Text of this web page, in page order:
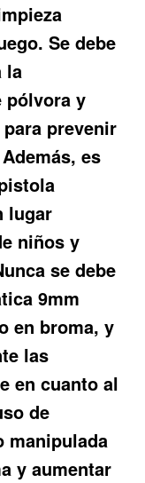
Se debe
la
pólvora y
prevenir
es
lugar
niños y
se debe
9mm
en broma, y
las
en cuanto al
de
manipulada
y aumentar